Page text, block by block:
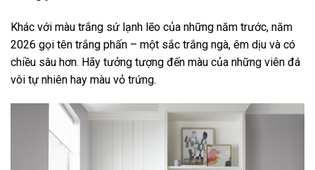
Khác với màu trắng sứ lạnh lẽo của những năm trước, năm
2026 gọi tên trắng phấn – một sắc trắng ngà, êm dịu và có
chiều sâu hơn. Hãy tưởng tượng đến màu của những viên đá
vôi tự nhiên hay màu vỏ trứng.